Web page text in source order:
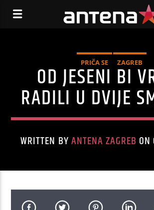
PRIČA SE ZAGREB
OD JESENI BI
RADILI U DVIJE
WRITTEN BYANTENA ZAGREB